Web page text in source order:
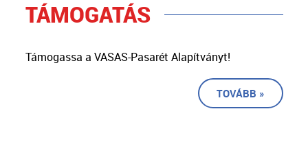
TÁMOGATÁS
Támogassa a VASAS-Pasarét Alapítványt!
TOVÁBB »